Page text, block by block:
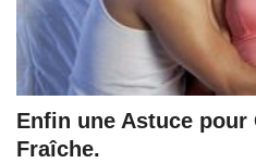
Enfin une Astuce pour
Fraîche.